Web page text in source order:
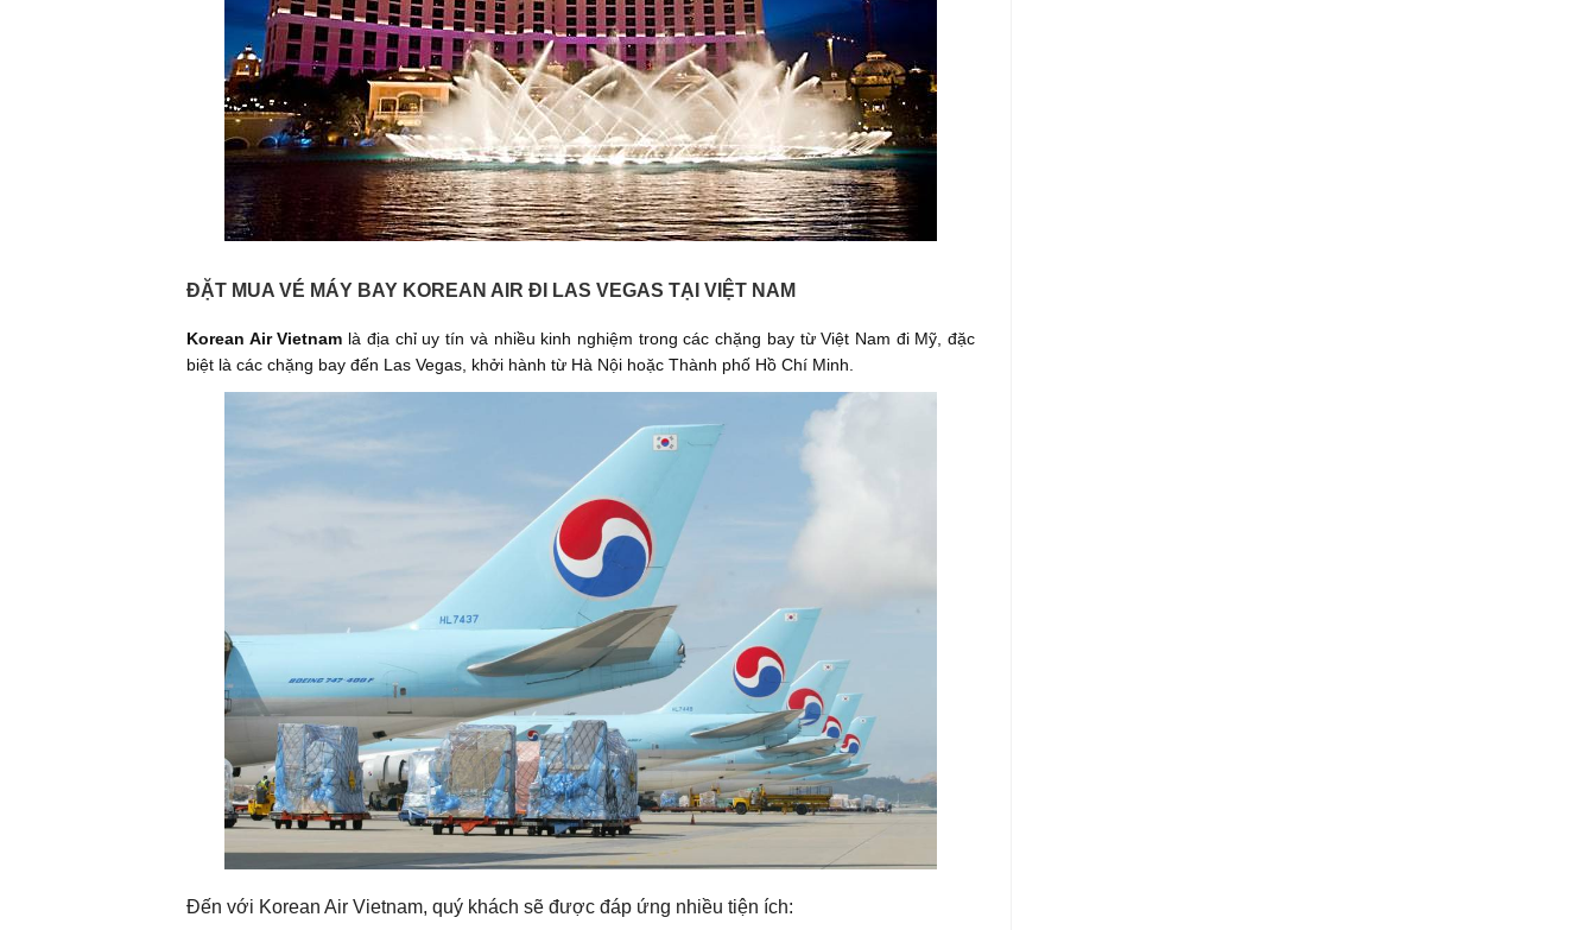
ĐẶT MUA VÉ MÁY BAY KOREAN AIR ĐI LAS VEGAS TẠI VIỆT NAM
Korean Air Vietnam là địa chỉ uy tín và nhiều kinh nghiệm trong các chặng bay từ Việt Nam đi Mỹ, đặc
biệt là các chặng bay đến Las Vegas, khởi hành từ Hà Nội hoặc Thành phố Hồ Chí Minh.
Đến với Korean Air Vietnam, quý khách sẽ được đáp ứng nhiều tiện ích: